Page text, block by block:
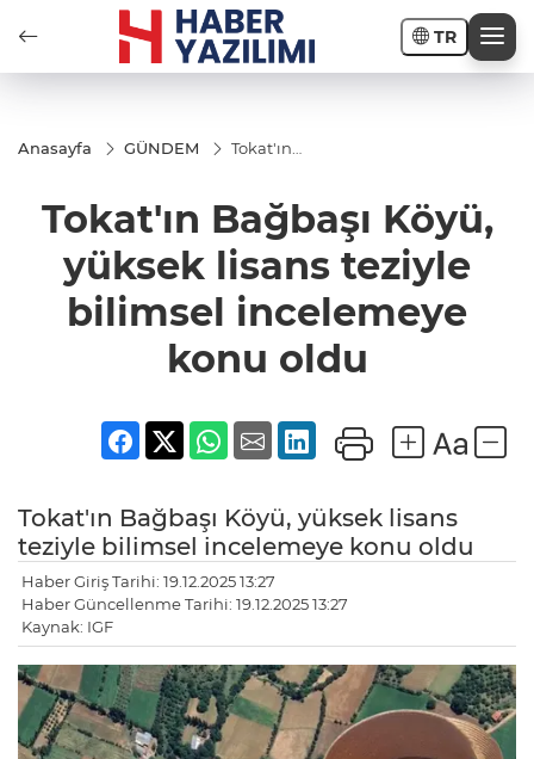
TR
Anasayfa GÜNDEM
Tokat'ın
yüksek
lisans
teziyle
bilimsel
incelemeye
konu oldu
Tokat'ın Bağbaşı Köyü,
yüksek lisans teziyle
bilimsel incelemeye
konu oldu
Tokat'ın Bağbaşı Köyü, yüksek lisans
teziyle bilimsel incelemeye konu oldu
Haber Giriş Tarihi: 19.12.2025 13:27
Haber Güncellenme Tarihi: 19.12.2025 13:27
Kaynak: IGF